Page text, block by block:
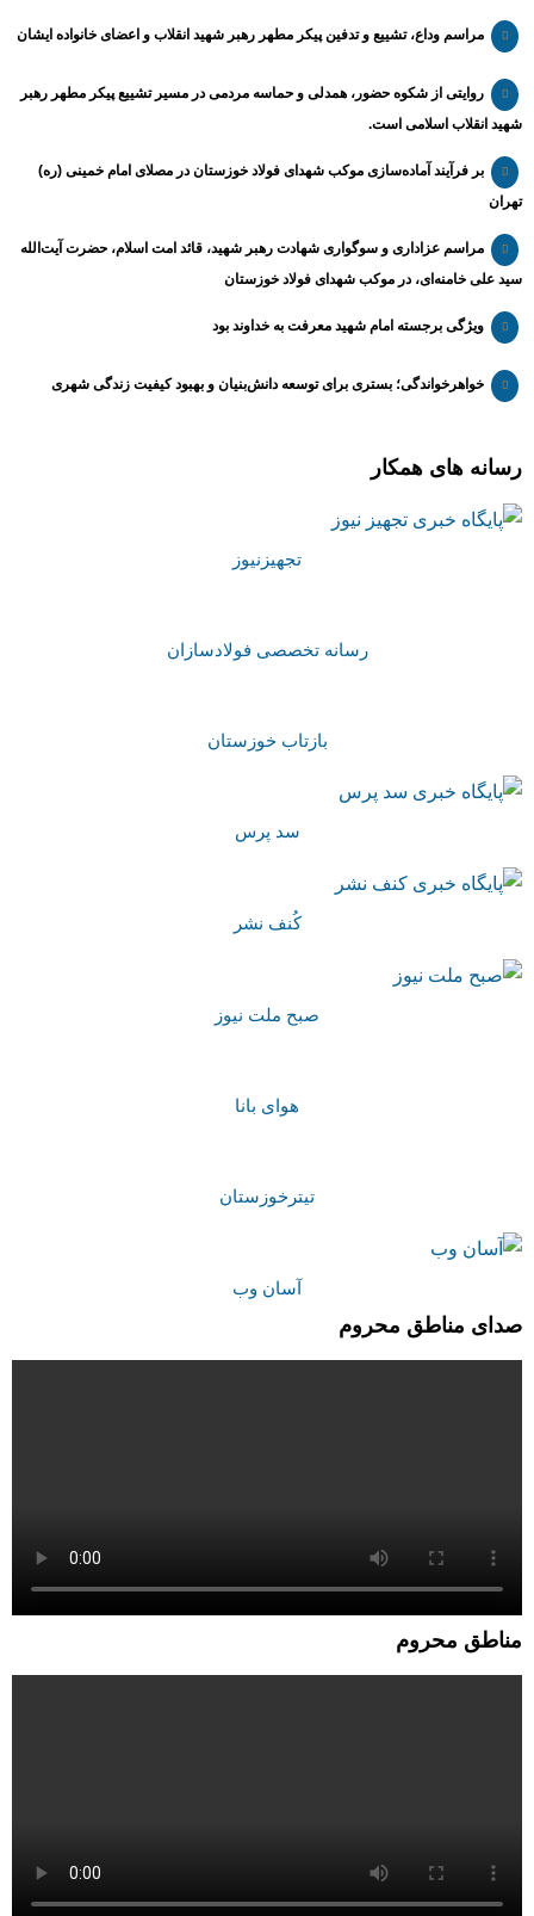
مراسم وداع، تشییع و تدفین پیکر مطهر رهبر شهید انقلاب و اعضای خانواده ایشان
روایتی از شکوه حضور، همدلی و حماسه مردمی در مسیر تشییع پیکر مطهر رهبر
شهید انقلاب اسلامی است.
بر فرآیند آماده‌سازی موکب شهدای فولاد خوزستان در مصلای امام خمینی (ره)
تهران
مراسم عزاداری و سوگواری شهادت رهبر شهید، قائد امت اسلام، حضرت آیت‌الله
سید علی خامنه‌ای، در موکب شهدای فولاد خوزستان
ویژگی برجسته امام شهید معرفت به خداوند بود
خواهرخواندگی؛ بستری برای توسعه دانش‌بنیان و بهبود کیفیت زندگی شهری
رسانه های همکار
تجهیزنیوز
رسانه تخصصی فولادسازان
بازتاب خوزستان
سد پرس
کُنف نشر
صبح ملت نیوز
هوای بانا
تیترخوزستان
آسان وب
صدای مناطق محروم
مناطق محروم